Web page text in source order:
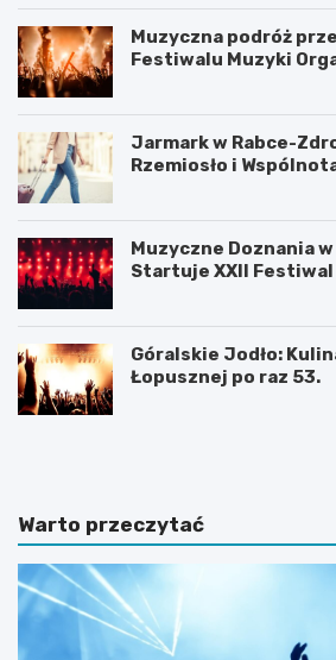
Muzyczna podróż
Festiwalu Muzyki
Jarmark w Rabce-
Rzemiosło i
Muzyczne Doznania
Startuje XXII Festiwal
Góralskie Jodło:
Łopusznej po raz 53.
P
D
u
b
a
j
P
w
S
z
t
Warto przeczytać